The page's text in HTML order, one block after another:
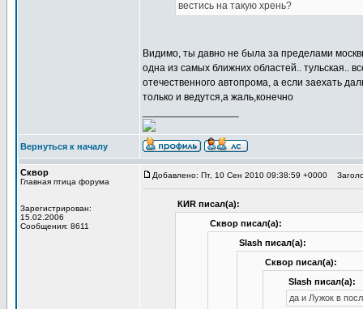
вестись на такую хрень?
Видимо, ты давно не была за пределами
одна из самых ближних областей.. тульская..
отечественного автопрома, а если заехать
только и ведутся,а жаль,конечно
Вернуться к началу
Сквор
Главная птица форума
Зарегистрирован:
15.02.2006
Сообщения: 8611
Добавлено: Пт, 10 Сен 2010 09:38:59 +0000
КИR писал(а):
Сквор писал(а):
Slash писал(а):
Сквор писал(а):
Slash писал(а):
да и Лужок в